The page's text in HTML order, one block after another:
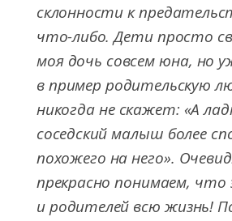
склонности к
что-либо. Дети просто
моя дочь совсем юна, но
в пример родительскую
никогда не скажет: «А
соседский малыш более
похожего на него».
прекрасно понимаем,
и родителей всю жизнь!